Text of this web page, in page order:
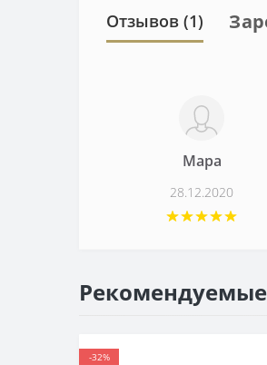
Отзывов (1)
Мара
28.12.2020
-32%